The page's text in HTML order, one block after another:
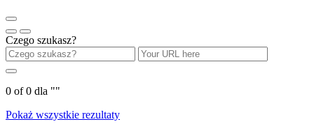
Czego szukasz?
0 of0 dla ""
Pokaż wszystkie rezultaty